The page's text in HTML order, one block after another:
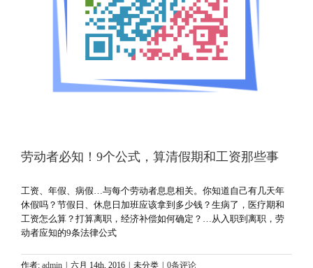
劳动者必知！9个公式，算清假期和工资那些事
工资、年假、病假…与每个劳动者息息相关。你知道自己有几天年
休假吗？节假日、休息日加班应该拿到多少钱？生病了，医疗期和
工资怎么算？打算离职，经济补偿如何确定？…从入职到离职，劳
动者应知的9条法律公式
作者: admin 六月 14th, 2016 未分类 0条评论